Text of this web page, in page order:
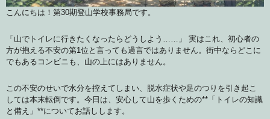
こんにちは！第30期登山学校事務局です。
「山でトイレに行きたくなったらどうしよう……」 実はこれ、初心者の
方が抱える不安の第1位と言っても過言ではありません。街中ならどこに
でもあるコンビニも、山の上にはありません。
この不安のせいで水分を控えてしまい、脱水症状や足のつりを引き起こ
しては本末転倒です。今日は、安心して山を歩くための**「トイレの知識
と備え」**についてお話しします。